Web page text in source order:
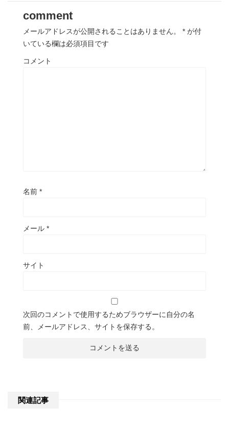
comment
メールアドレスが公開されることはありません。 * が付
いている欄は必須項目です
コメント
名前 *
メール *
サイト
次回のコメントで使用するためブラウザーに自分の名
前、メールアドレス、サイトを保存する。
関連記事